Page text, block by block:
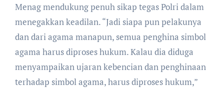
Menag mendukung penuh sikap tegas Polri dalam
menegakkan keadilan. “Jadi siapa pun pelakunya
dan dari agama manapun, semua penghina simbol
agama harus diproses hukum. Kalau dia diduga
menyampaikan ujaran kebencian dan penghinaan
terhadap simbol agama, harus diproses hukum,”